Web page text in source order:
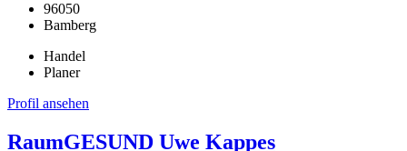
96050
Bamberg
Handel
Planer
Profil ansehen
RaumGESUND Uwe Kappes